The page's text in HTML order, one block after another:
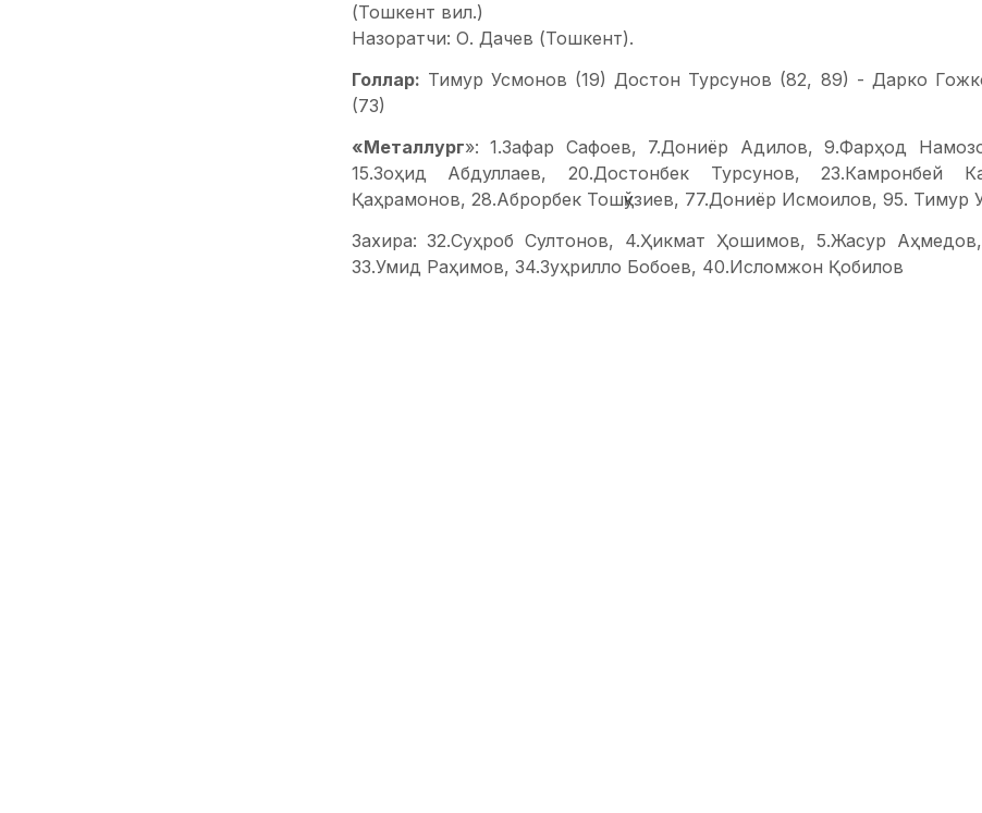
(Тошкент вил.)
Назоратчи: О. Дачев (Тошкент).
Голлар: Тимур Усмонов (19) Достон Турсунов (82, 89) - Дарко
(73)
«Металлург»: 1.Зафар Сафоев, 7.Дониёр Адилов, 9.Фарҳод
15.Зоҳид Абдуллаев, 20.Достонбек Турсунов, 23.Камронбей
Қаҳрамонов, 28.Аброрбек Тошқўзиев, 77.Дониёр Исмоилов, 95. Тимур
Захира: 32.Суҳроб Султонов, 4.Ҳикмат Ҳошимов, 5.Жасур
33.Умид Раҳимов, 34.Зуҳрилло Бобоев, 40.Исломжон Қобилов